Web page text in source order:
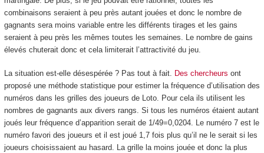
combinaisons seraient à peu près autant jouées et donc le nombre de
gagnants sera moins variable entre les différents tirages et les gains
seraient à peu près les mêmes toutes les semaines. Le nombre de gains
élevés chuterait donc et cela limiterait l’attractivité du jeu.
La situation est-elle désespérée ? Pas tout à fait. Des chercheurs ont
proposé une méthode statistique pour estimer la fréquence d’utilisation des
numéros dans les grilles des joueurs de Loto. Pour cela ils utilisent les
nombres de gagnants aux divers rangs. Si tous les numéros étaient autant
joués leur fréquence d’apparition serait de 1/49=0,0204. Le numéro 7 est le
numéro favori des joueurs et il est joué 1,7 fois plus qu’il ne le serait si les
joueurs choisissaient au hasard. La grille la moins jouée et donc la plus